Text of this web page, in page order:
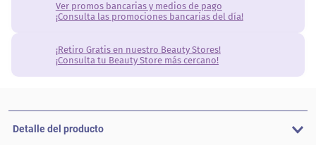
Ver promos bancarias y medios de pago
¡Consulta las promociones bancarias del día!
¡Retiro Gratis en nuestro Beauty Stores!
¡Consulta tu Beauty Store más cercano!
Detalle del producto